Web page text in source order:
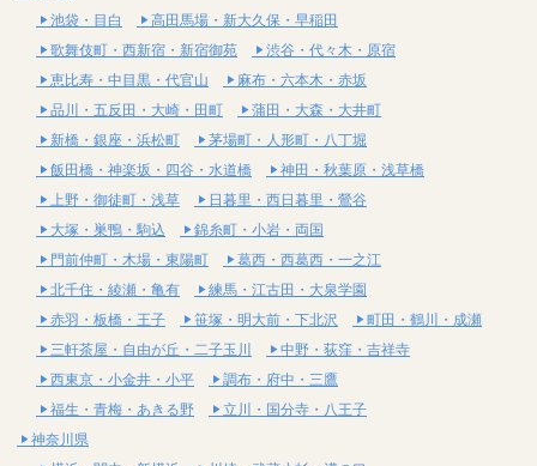
池袋・目白
高田馬場・新大久保・早稲田
歌舞伎町・西新宿・新宿御苑
渋谷・代々木・原宿
恵比寿・中目黒・代官山
麻布・六本木・赤坂
品川・五反田・大崎・田町
蒲田・大森・大井町
新橋・銀座・浜松町
茅場町・人形町・八丁堀
飯田橋・神楽坂・四谷・水道橋
神田・秋葉原・浅草橋
上野・御徒町・浅草
日暮里・西日暮里・鶯谷
大塚・巣鴨・駒込
錦糸町・小岩・両国
門前仲町・木場・東陽町
葛西・西葛西・一之江
北千住・綾瀬・亀有
練馬・江古田・大泉学園
赤羽・板橋・王子
笹塚・明大前・下北沢
町田・鶴川・成瀬
三軒茶屋・自由が丘・二子玉川
中野・荻窪・吉祥寺
西東京・小金井・小平
調布・府中・三鷹
福生・青梅・あきる野
立川・国分寺・八王子
神奈川県